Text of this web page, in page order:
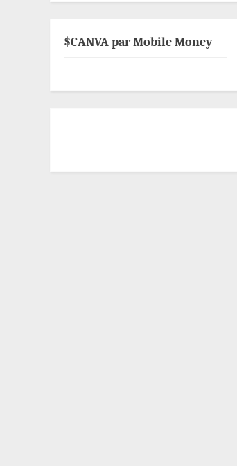
$CANVA par Mobile Money